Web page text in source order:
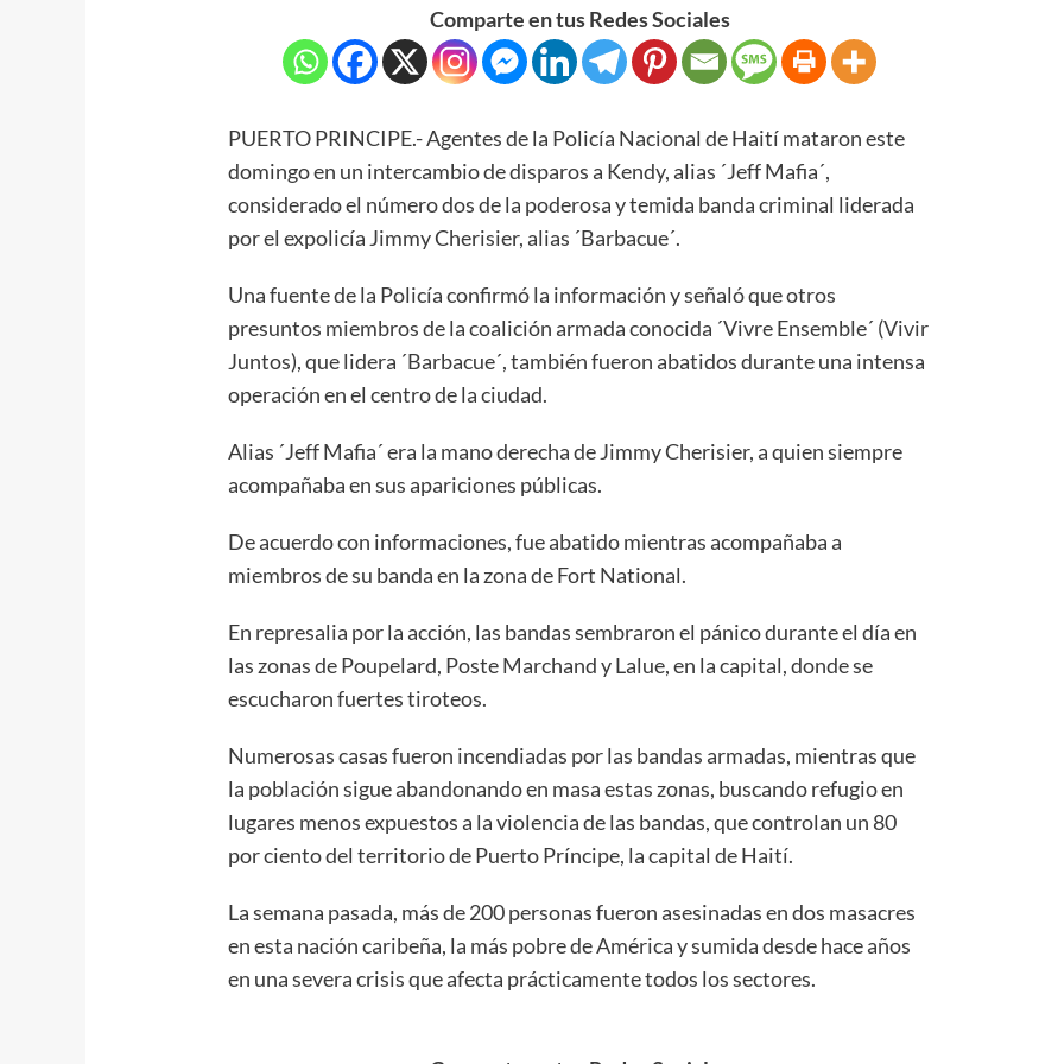
Comparte en tus Redes Sociales
PUERTO PRINCIPE.- Agentes de la Policía Nacional de Haití mataron este
domingo en un intercambio de disparos a Kendy, alias ´Jeff Mafia´,
considerado el número dos de la poderosa y temida banda criminal liderada
por el expolicía Jimmy Cherisier, alias ´Barbacue´.
Una fuente de la Policía confirmó la información y señaló que otros
presuntos miembros de la coalición armada conocida ´Vivre Ensemble´ (Vivir
Juntos), que lidera ´Barbacue´, también fueron abatidos durante una intensa
operación en el centro de la ciudad.
Alias ´Jeff Mafia´ era la mano derecha de Jimmy Cherisier, a quien siempre
acompañaba en sus apariciones públicas.
De acuerdo con informaciones, fue abatido mientras acompañaba a
miembros de su banda en la zona de Fort National.
En represalia por la acción, las bandas sembraron el pánico durante el día en
las zonas de Poupelard, Poste Marchand y Lalue, en la capital, donde se
escucharon fuertes tiroteos.
Numerosas casas fueron incendiadas por las bandas armadas, mientras que
la población sigue abandonando en masa estas zonas, buscando refugio en
lugares menos expuestos a la violencia de las bandas, que controlan un 80
por ciento del territorio de Puerto Príncipe, la capital de Haití.
La semana pasada, más de 200 personas fueron asesinadas en dos masacres
en esta nación caribeña, la más pobre de América y sumida desde hace años
en una severa crisis que afecta prácticamente todos los sectores.